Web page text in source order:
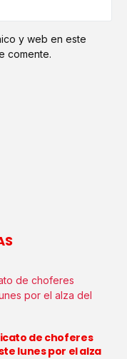
y web en este
comente.
de choferes
lunes por el alza